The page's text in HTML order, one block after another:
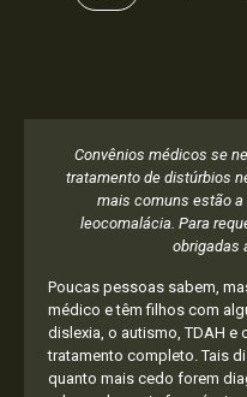
Convênios médicos se
tratamento de distúrbios
mais comuns estão a
leocomalácia. Para
obrigadas
Poucas pessoas sabem,
médico e têm filhos com
dislexia, o autismo, TDAH
tratamento completo. Tais
quanto mais cedo forem